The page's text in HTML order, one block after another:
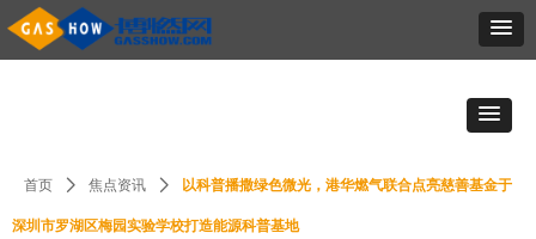
首页 ꄲ 焦点资讯 ꄲ 以科普播撒绿色微光，港华燃气联合点亮慈善基金于
深圳市罗湖区梅园实验学校打造能源科普基地